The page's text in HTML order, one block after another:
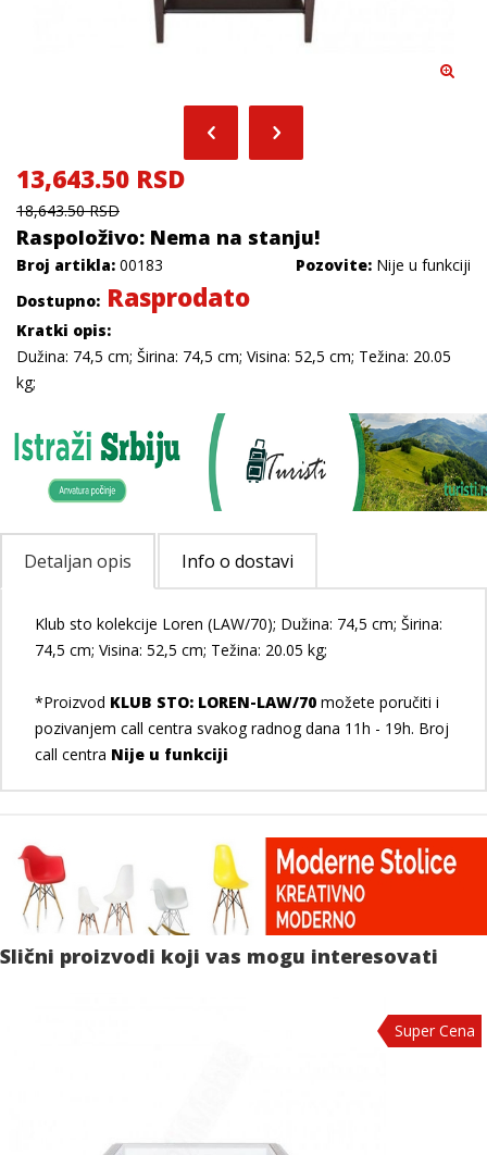
13,643.50 RSD
18,643.50 RSD
Raspoloživo: Nema na stanju!
Broj artikla: 00183 Pozovite: Nije u funkciji
Dostupno: Rasprodato
Kratki opis:
Dužina: 74,5 cm; Širina: 74,5 cm; Visina: 52,5 cm; Težina: 20.05
kg;
Detaljan opis Info o dostavi
Klub sto kolekcije Loren (LAW/70); Dužina: 74,5 cm; Širina:
74,5 cm; Visina: 52,5 cm; Težina: 20.05 kg;
*Proizvod KLUB STO: LOREN-LAW/70 možete poručiti i
pozivanjem call centra svakog radnog dana 11h - 19h. Broj
call centra Nije u funkciji
Slični proizvodi koji vas mogu interesovati
Super Cena